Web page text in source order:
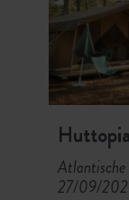
27/09/